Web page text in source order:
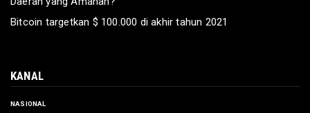
Bitcoin targetkan $ 100.000 di akhir tahun 2021
KANAL
NASIONAL